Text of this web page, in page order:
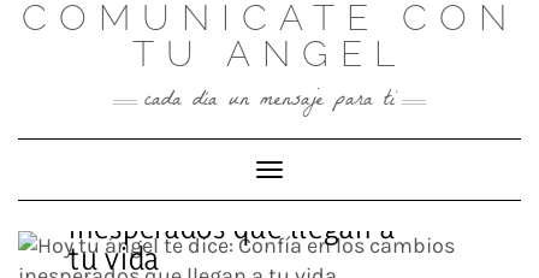
SkipCOMUNICATE CON
TU ANGEL
cada día un mensaje para ti
Toggle Navigation
Hoy tu ángel te dice:
Confía en los cambios
inesperados que llegan a
tu vida